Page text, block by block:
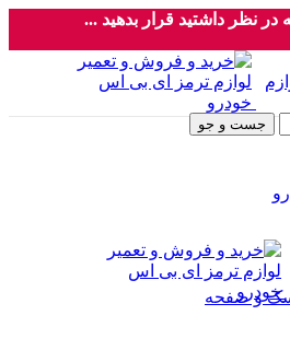
در نظر داشتید قرار بدهید ...
جست و جو
و صفحه